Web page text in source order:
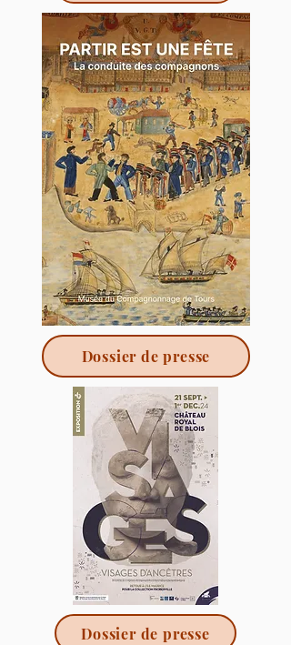
Dossier de presse
Dossier de presse